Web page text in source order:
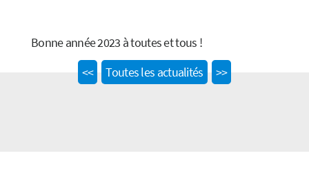
Bonne année 2023 à toutes et tous !
<<Previous
Toutes les actualités >>Next